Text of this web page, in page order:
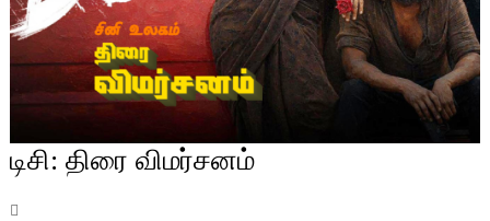
டிசி: திரை விமர்சனம்